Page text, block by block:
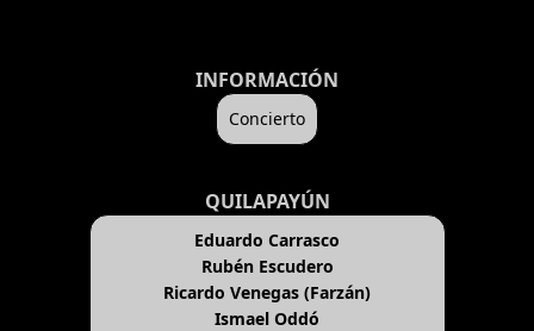
INFORMACIÓN
Concierto
QUILAPAYÚN
Eduardo Carrasco
Rubén Escudero
Ricardo Venegas (Farzán)
Ismael Oddó